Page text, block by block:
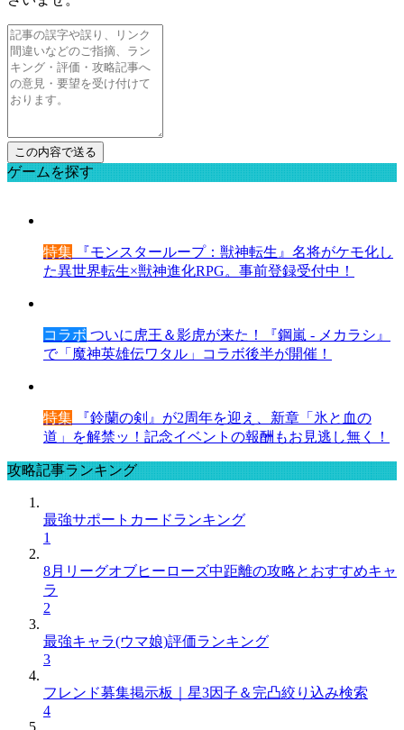
ゲームを探す
特集 『モンスターループ：獣神転生』名将がケモ化し
た異世界転生×獣神進化RPG。事前登録受付中！
コラボ ついに虎王＆影虎が来た！『鋼嵐 - メカラシ』
で「魔神英雄伝ワタル」コラボ後半が開催！
特集 『鈴蘭の剣』が2周年を迎え、新章「氷と血の
道」を解禁ッ！記念イベントの報酬もお見逃し無く！
攻略記事ランキング
最強サポートカードランキング
1
8月リーグオブヒーローズ中距離の攻略とおすすめキャ
ラ
2
最強キャラ(ウマ娘)評価ランキング
3
フレンド募集掲示板｜星3因子＆完凸絞り込み検索
4